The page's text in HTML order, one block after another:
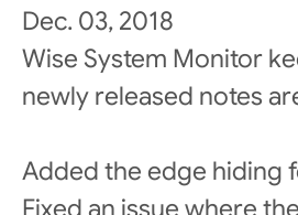
Dec. 03, 2018
Wise System Monitor
newly released notes
Added the edge hiding